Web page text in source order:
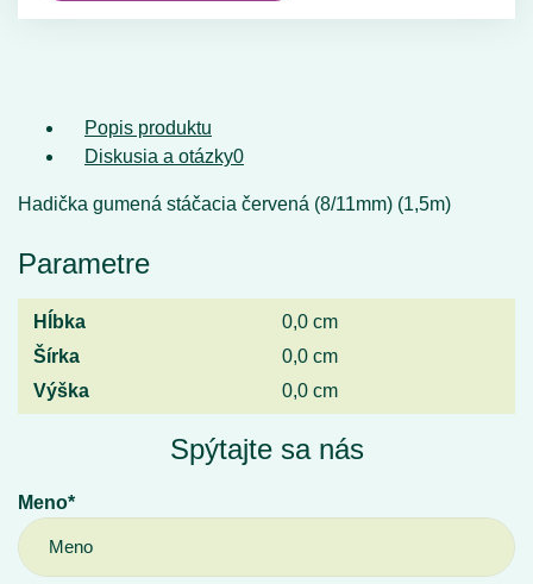
Popis produktu
Diskusia a otázky0
Hadička gumená stáčacia červená (8/11mm) (1,5m)
Parametre
Hĺbka
0,0 cm
Šírka
0,0 cm
Výška
0,0 cm
Spýtajte sa nás
Meno*